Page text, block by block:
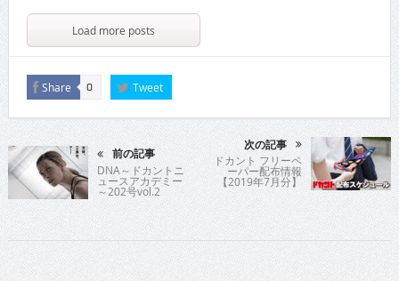
Load more posts
Share 0 Tweet
前の記事
DNA～ドカントニ
ュースアカデミー
～202号vol.2
次の記事
ドカント フリーペ
ーパー配布情報
【2019年7月分】